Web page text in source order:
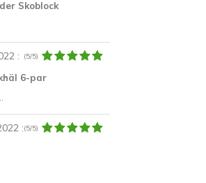
Skoblock
: (5/5)
6-par
:(5/5)